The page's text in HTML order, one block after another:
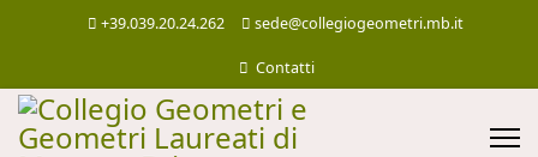
+39.039.20.24.262 sede@collegiogeometri.mb.it
Contatti